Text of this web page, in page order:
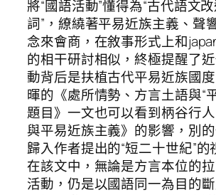
將“國語活動”懂得為“古代語文
詞”，繚繞著平易近族主義、聲
念來會商，在敘事形式上和
的相干研討相似，終極提醒了
動背后是扶植古代平易近族國
暉的《處所情勢、方言土語與“
題目》一文也可以看到柄谷行
與平易近族主義》的影響，別
歸入作者提出的“短二十世紀”的
在該文中，無論是方言本位的
活動，仍是以國語同一為目的